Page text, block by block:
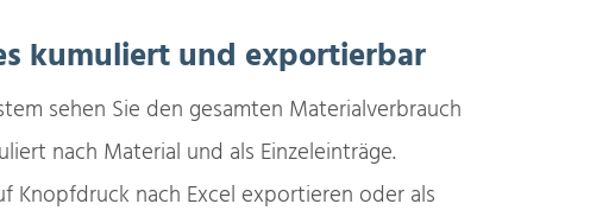
kumuliert und exportierbar
sehen Sie den gesamten Materialverbrauch
nach Material und als Einzeleinträge.
Knopfdruck nach Excel exportieren oder als